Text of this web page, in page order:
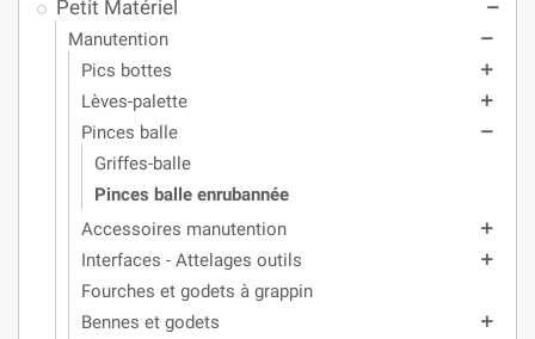
Petit Matériel remove
Manutention remove
Pics bottes add
Lèves-palette add
Pinces balle remove
Griffes-balle
Pinces balle enrubannée
Accessoires manutention
add
Interfaces - Attelages outils add
Fourches et godets à grappin
Bennes et godets
add